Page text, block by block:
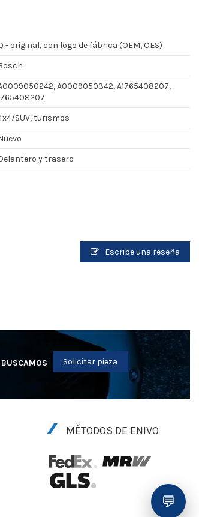
- original, con logo de fábrica (OEM, OES)
A0009050342, A1765408207,
SUV, turismos
y trasero
Escribe una reseña
Solicitar pieza
MÉTODOS DE ENIVO
💬